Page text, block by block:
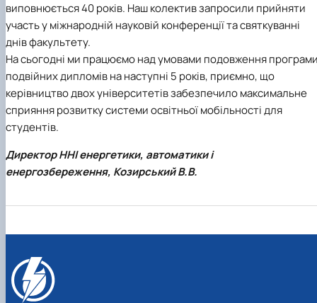
виповнюється 40 років. Наш колектив запросили прийняти
участь у міжнародній науковій конференції та святкуванні
днів факультету.
На сьогодні ми працюємо над умовами подовження
подвійних дипломів на наступні 5 років, приємно, що
керівництво двох університетів забезпечило максимальне
сприяння розвитку системи освітньої мобільності для
студентів.
Директор ННІ енергетики, автоматики і
енергозбереження, Козирський В.В.